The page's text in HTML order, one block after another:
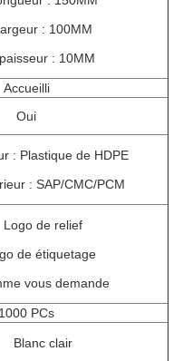
: 100MM
: 10MM
Accueilli
Oui
: Plastique de HDPE
: SAP/CMC/PCM
Logo de relief
de étiquetage
vous demande
1000 PCs
Blanc clair